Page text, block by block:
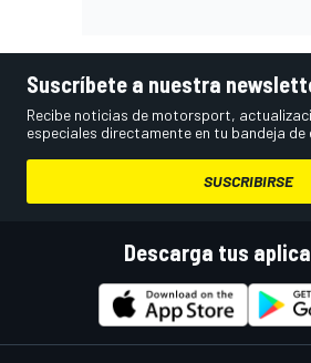
Suscríbete a nuestra
Recibe noticias de motorsport,
especiales directamente en tu bandeja de
SUSCRIBIRSE
Descarga tus